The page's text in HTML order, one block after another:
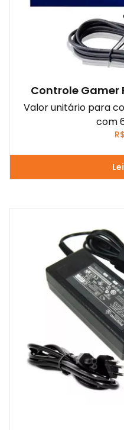
Controle Gamer
Valor unitário para
com
R$